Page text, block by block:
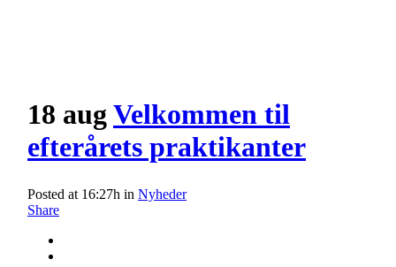
18 aug Velkommen til
efterårets praktikanter
Posted at 16:27h in Nyheder
Share